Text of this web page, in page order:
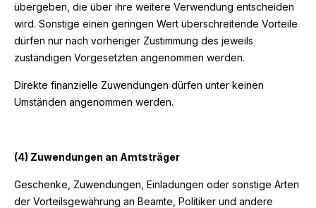
übergeben, die über ihre weitere Verwendung entscheiden
wird. Sonstige einen geringen Wert überschreitende Vorteile
dürfen nur nach vorheriger Zustimmung des jeweils
zuständigen Vorgesetzten angenommen werden.
Direkte finanzielle Zuwendungen dürfen unter keinen
Umständen angenommen werden.
(4) Zuwendungen an Amtsträger
Geschenke, Zuwendungen, Einladungen oder sonstige Arten
der Vorteilsgewährung an Beamte, Politiker und andere